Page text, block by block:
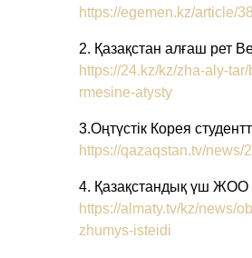
https://egemen.kz/article/
2. Қазақстан алғаш рет
https://24.kz/kz/zha-aly-
rmesine-atysty
3.Оңтүстік Корея
https://qazaqstan.tv/news/
4. Қазақстандық үш ЖОО
https://almaty.tv/kz/news/
zhumys-isteidi